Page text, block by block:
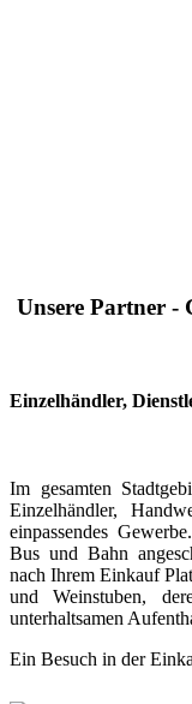
Unsere Partner -
Einzelhändler,
Im gesamten
Einzelhändler,
einpassendes
Bus und Bahn
nach Ihrem Einkauf
und Weinstuben,
unterhaltsamen
Ein Besuch in der